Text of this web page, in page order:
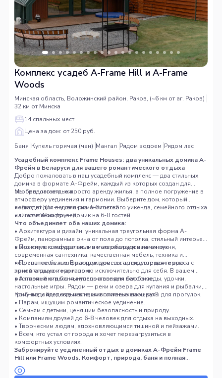
Комплекс усадеб A-Frame Hill и A-Frame
Woods
Минская область, Воложинский район, Раков, (~6 км от аг. Раков)
32 км от Минска
14 спальных мест
Цена за дом: от 250 руб.
Баня Купель горячая (чан) Мангал Рядом водоем Рядом лес
Усадебный комплекс Frame Houses: два уникальных домика А-
Фрейм в Беларуси для вашего романтического отдыха
Добро пожаловать в наш усадебный комплекс — два стильных
домика в формате А-Фрейм, каждый из которых создан для
особенного отдыха.
Мы предлагаем не просто аренду жилья, а полное погружение в
атмосферу уединения и гармонии. Выберите дом, который
подходит для вашего романтического уикенда, семейного отдыха
или компании друзей:
• «Frame Hill» — домик на 4-6 гостей
• «Frame Woods» — домик на 6-8 гостей
Что объединяет оба наших домика:
• Архитектура и дизайн: уникальная треугольная форма А-
Фрейм, панорамные окна от пола до потолка, стильный интерьер
в эко-стиле с натуральными материалами и камином.
• Премиум-комфорт: полностью оборудованная кухня,
современная сантехника, качественная мебель, техника и
постельное белье. В каждом доме есть просторная терраса с
зоной отдыха и мангалом.
• Приватность и инфраструктура: вы арендуете дом и всю
прилегающую территорию исключительно для себя. В вашем
распоряжении баня, купель и все для барбекю.
• Активный отдых: мы предоставляем велосипеды, удочки,
настольные игры. Рядом — реки и озера для купания и рыбалки,
грибные и ягодные места, живописные маршруты для прогулок.
Кому подойдет отдых в наших гостевых домиках?
• Парам, ищущим романтическое уединение.
• Семьям с детьми, ценящим безопасность и природу.
• Компаниям друзей до 6-8 человек для отдыха на выходных.
• Творческим людям, вдохновляющимся тишиной и пейзажами.
• Всем, кто устал от города и хочет перезагрузиться в
комфортных условиях.
Забронируйте уединенный отдых в домиках А-Фрейм Frame
Hill или Frame Woods. Комфорт, природа, баня и полная
приватность. Идеальный отдых для пар, семей и дружеских
компаний.